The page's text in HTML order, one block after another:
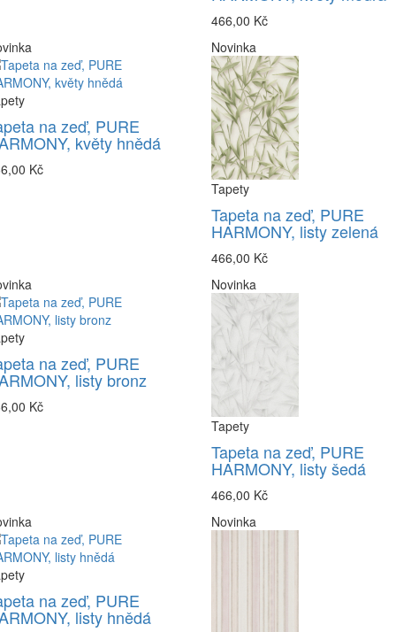
466,00 Kč
na zeď, PURE
květy hnědá
Kč
Novinka
Tapety
Tapeta na zeď, PURE
HARMONY, listy zelená
466,00 Kč
na zeď, PURE
listy bronz
Kč
Novinka
Tapety
Tapeta na zeď, PURE
HARMONY, listy šedá
466,00 Kč
na zeď, PURE
listy hnědá
Novinka